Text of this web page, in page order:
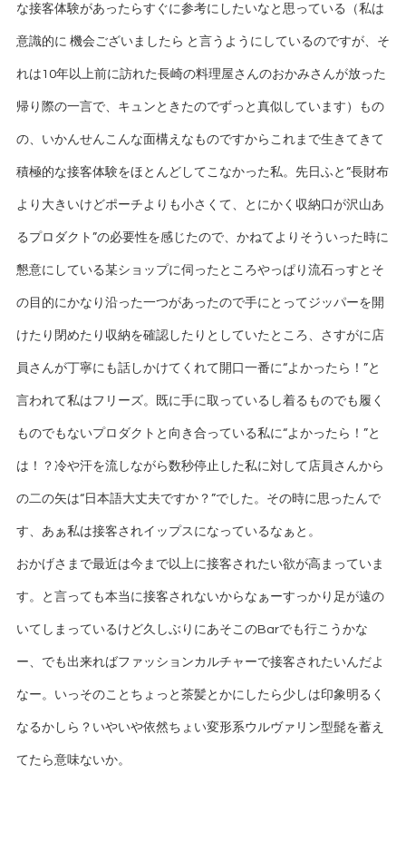
な接客体験があったらすぐに参考にしたいなと思っている（私は
意識的に 機会ございましたら と言うようにしているのですが、そ
れは10年以上前に訪れた長崎の料理屋さんのおかみさんが放った
帰り際の一言で、キュンときたのでずっと真似しています）もの
の、いかんせんこんな面構えなものですからこれまで生きてきて
積極的な接客体験をほとんどしてこなかった私。先日ふと“長財布
より大きいけどポーチよりも小さくて、とにかく収納口が沢山あ
るプロダクト”の必要性を感じたので、かねてよりそういった時に
懇意にしている某ショップに伺ったところやっぱり流石っすとそ
の目的にかなり沿った一つがあったので手にとってジッパーを開
けたり閉めたり収納を確認したりとしていたところ、さすがに店
員さんが丁寧にも話しかけてくれて開口一番に“よかったら！”と
言われて私はフリーズ。既に手に取っているし着るものでも履く
ものでもないプロダクトと向き合っている私に“よかったら！”と
は！？冷や汗を流しながら数秒停止した私に対して店員さんから
の二の矢は“日本語大丈夫ですか？”でした。その時に思ったんで
す、あぁ私は接客されイップスになっているなぁと。
おかげさまで最近は今まで以上に接客されたい欲が高まっていま
す。と言っても本当に接客されないからなぁーすっかり足が遠の
いてしまっているけど久しぶりにあそこのBarでも行こうかな
ー、でも出来ればファッションカルチャーで接客されたいんだよ
なー。いっそのことちょっと茶髪とかにしたら少しは印象明るく
なるかしら？いやいや依然ちょい変形系ウルヴァリン型髭を蓄え
てたら意味ないか。